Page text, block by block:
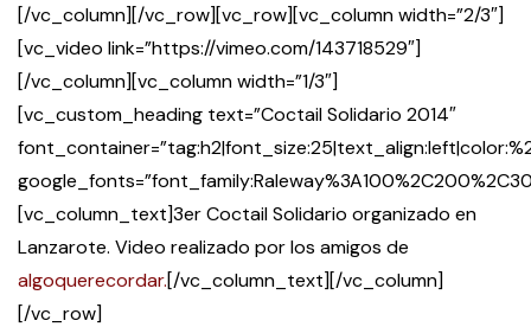
[/vc_column][/vc_row][vc_row][vc_column width=”2/3″]
[vc_video link=”https://vimeo.com/143718529″]
[/vc_column][vc_column width=”1/3″]
[vc_custom_heading text=”Coctail Solidario 2014″
[vc_column_text]3er Coctail Solidario organizado en
Lanzarote. Video realizado por los amigos de
algoquerecordar.[/vc_column_text][/vc_column]
[/vc_row]